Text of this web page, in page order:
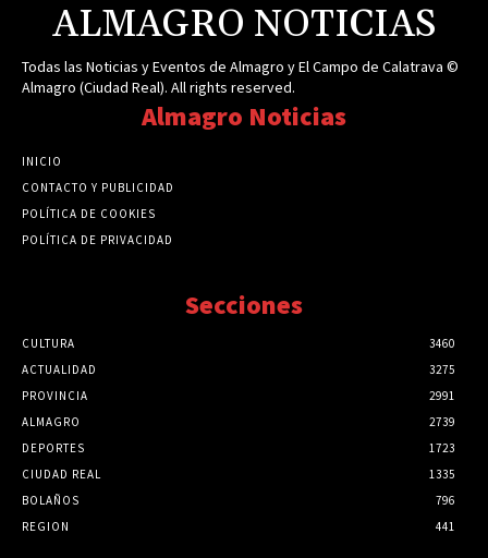
ALMAGRO NOTICIAS
Todas las Noticias y Eventos de Almagro y El Campo de Calatrava ©
Almagro (Ciudad Real). All rights reserved.
Almagro Noticias
INICIO
CONTACTO Y PUBLICIDAD
POLÍTICA DE COOKIES
POLÍTICA DE PRIVACIDAD
Secciones
CULTURA
3460
ACTUALIDAD
3275
PROVINCIA
2991
ALMAGRO
2739
DEPORTES
1723
CIUDAD REAL
1335
BOLAÑOS
796
REGION
441